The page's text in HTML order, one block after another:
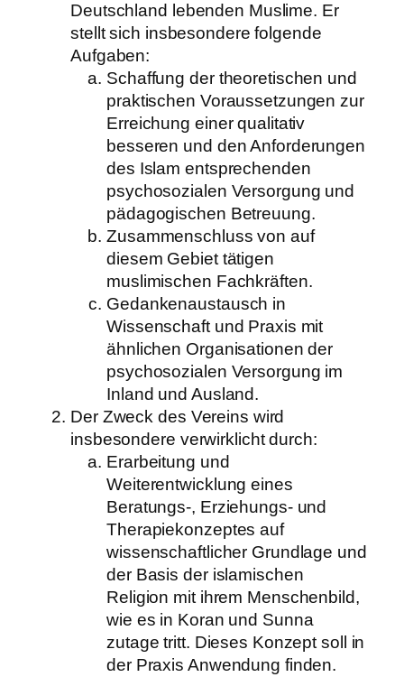
Deutschland lebenden Muslime. Er
stellt sich insbesondere folgende
Aufgaben:
Schaffung der theoretischen und
praktischen Voraussetzungen zur
Erreichung einer qualitativ
besseren und den Anforderungen
des Islam entsprechenden
psychosozialen Versorgung und
pädagogischen Betreuung.
Zusammenschluss von auf
diesem Gebiet tätigen
muslimischen Fachkräften.
Gedankenaustausch in
Wissenschaft und Praxis mit
ähnlichen Organisationen der
psychosozialen Versorgung im
Inland und Ausland.
Der Zweck des Vereins wird
insbesondere verwirklicht durch:
Erarbeitung und
Weiterentwicklung eines
Beratungs-, Erziehungs- und
Therapiekonzeptes auf
wissenschaftlicher Grundlage und
der Basis der islamischen
Religion mit ihrem Menschenbild,
wie es in Koran und Sunna
zutage tritt. Dieses Konzept soll in
der Praxis Anwendung finden.